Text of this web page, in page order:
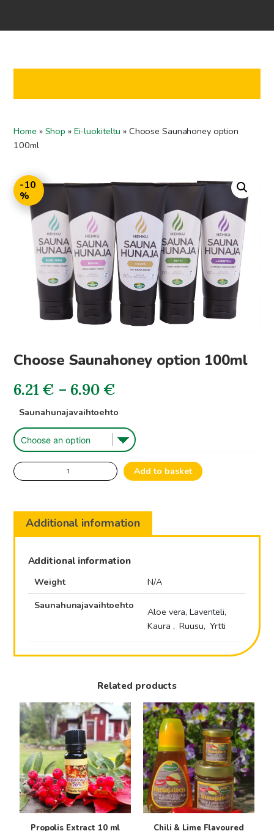
EN
To checkout
Home » Shop » Ei-luokiteltu » Choose Saunahoney option
100ml
-10
%
Choose Saunahoney option 100ml
6.21€ – 6.90€Price
range:
6.21€
through
6.90€
Saunahunajavaihtoehto
Choose
Saunahoney
100ml
quantity
Add to basket
Additional information
Additional information
Weight
N/A
Saunahunajavaihtoehto
Aloe vera, Laventeli,
Kaura , Ruusu, Yrtti
Related products
Propolis Extract 10 ml
Chili & Lime Flavoured
This
product
has
multiple
variants.
The
options
may